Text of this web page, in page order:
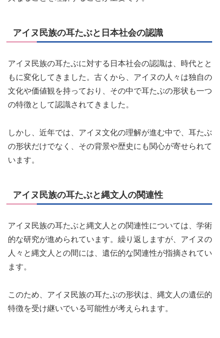
アイヌ民族の耳たぶと日本社会の認識
アイヌ民族の耳たぶに対する日本社会の認識は、時代とと
もに変化してきました。古くから、アイヌの人々は独自の
文化や価値観を持っており、その中で耳たぶの形状も一つ
の特徴として認識されてきました。
しかし、近年では、アイヌ文化の理解が進む中で、耳たぶ
の形状だけでなく、その背景や歴史にも関心が寄せられて
います。
アイヌ民族の耳たぶと縄文人の関連性
アイヌ民族の耳たぶと縄文人との関連性については、学術
的な研究が進められています。繰り返しますが、アイヌの
人々と縄文人との間には、遺伝的な関連性が指摘されてい
ます。
このため、アイヌ民族の耳たぶの形状は、縄文人の遺伝的
特徴を受け継いでいる可能性が考えられます。